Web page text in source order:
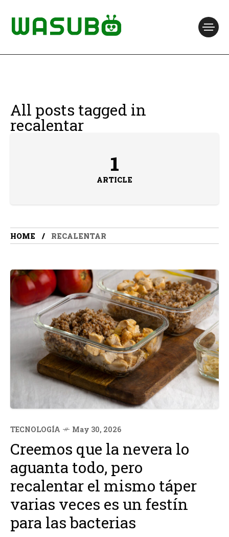
All posts tagged in
recalentar
1
ARTICLE
HOME RECALENTAR
TECNOLOGÍA May 30, 2026
Creemos que la nevera lo
aguanta todo, pero
recalentar el mismo táper
varias veces es un festín
para las bacterias